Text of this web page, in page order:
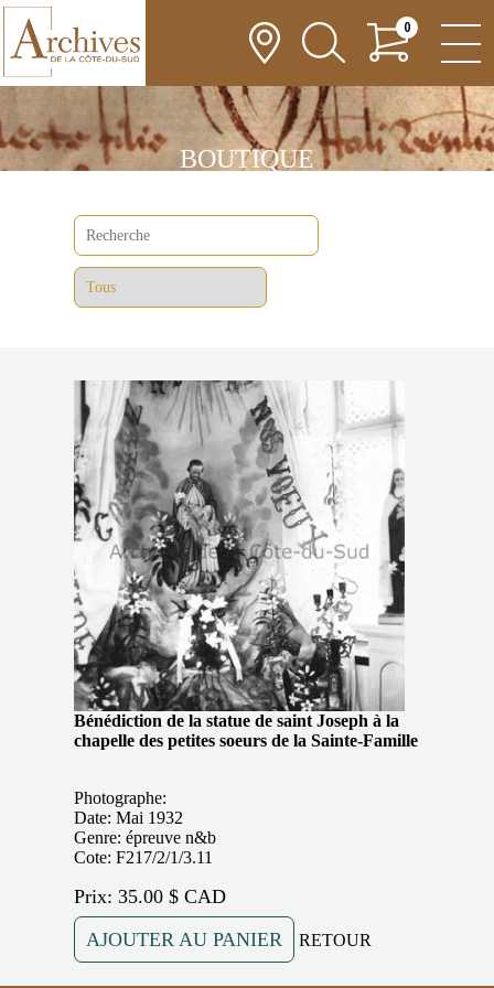
0
BOUTIQUE
Bénédiction de la statue de saint Joseph à la
chapelle des petites soeurs de la Sainte-Famille
Photographe:
Date: Mai 1932
Genre: épreuve n&b
Cote: F217/2/1/3.11
Prix: 35.00 $ CAD
AJOUTER AU PANIER
RETOUR